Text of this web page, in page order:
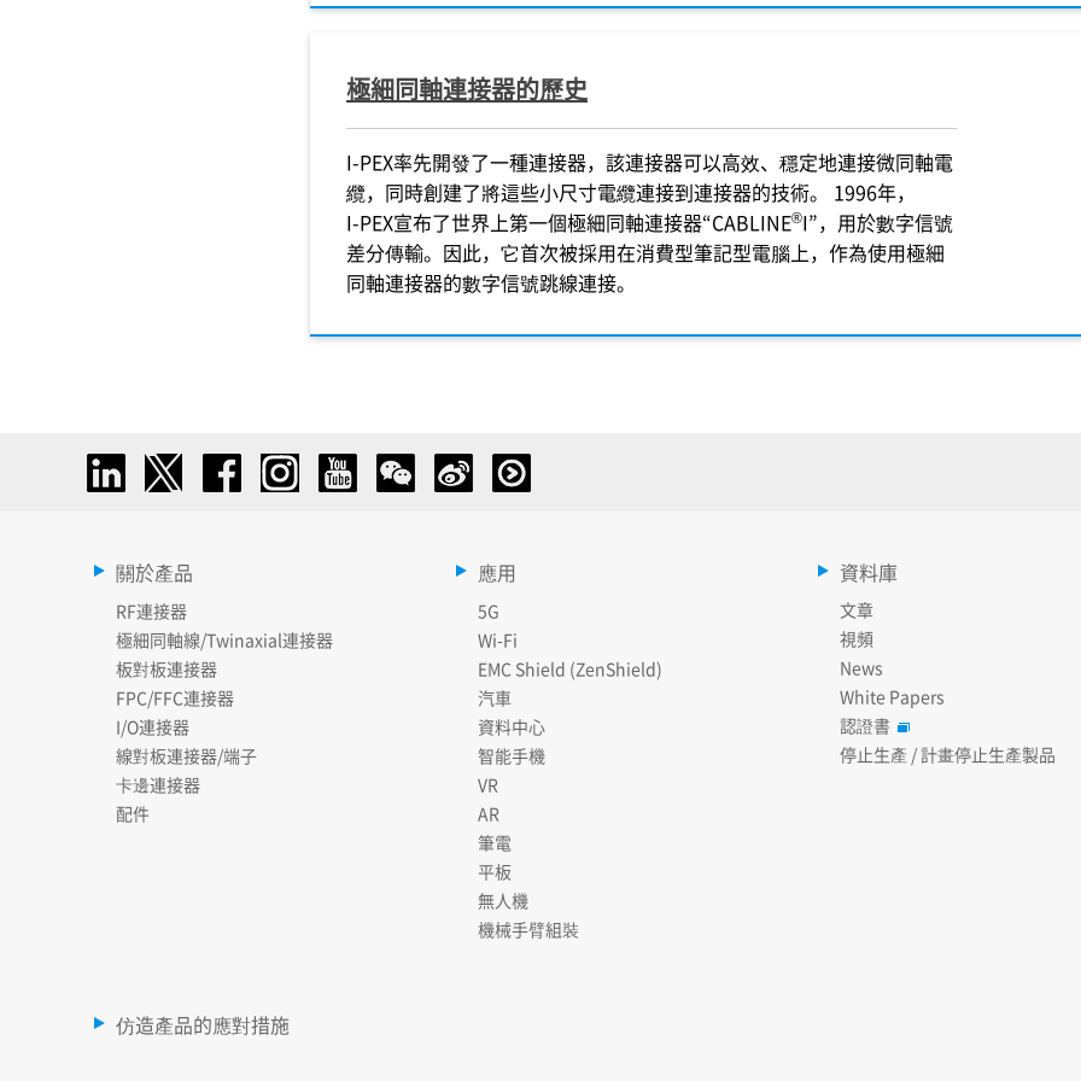
極細同軸連接器的歷史
I-PEX率先開發了一種連接器，該連接器可以高效、穩定地連接微同軸電
纜，同時創建了將這些小尺寸電纜連接到連接器的技術。 1996年，
I-PEX宣布了世界上第一個極細同軸連接器“CABLINE®I”，用於數字信號
差分傳輸。因此，它首次被採用在消費型筆記型電腦上，作為使用極細
同軸連接器的數字信號跳線連接。
關於產品
RF連接器
極細同軸線/Twinaxial連接器
板對板連接器
FPC/FFC連接器
I/O連接器
線對板連接器/端子
卡邊連接器
配件
應用
5G
Wi-Fi
EMC Shield (ZenShield)
汽車
資料中心
智能手機
VR
AR
筆電
平板
無人機
機械手臂組裝
資料庫
文章
視頻
News
White Papers
認證書
停止生產 / 計畫停止生產製品
仿造產品的應對措施